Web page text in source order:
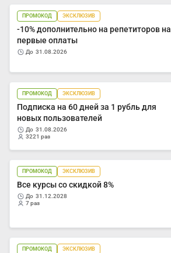
ПРОМОКОД ЭКСКЛЮЗИВ
-10% дополнительно на репетиторов на
первые оплаты
до 31.08.2026
ПРОМОКОД ЭКСКЛЮЗИВ
Подписка на 60 дней за 1 рубль для
новых пользователей
до 31.08.2026
3221 раз
ПРОМОКОД ЭКСКЛЮЗИВ
Все курсы со скидкой 8%
до 31.12.2028
7 раз
ПРОМОКОД ЭКСКЛЮЗИВ